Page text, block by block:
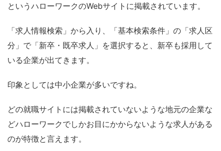
というハローワークのWebサイトに掲載されています。
「求人情報検索」から入り、「基本検索条件」の「求人区
分」で「新卒・既卒求人」を選択すると、新卒も採用して
いる企業が出てきます。
印象としては中小企業が多いですね。
どの就職サイトには掲載されていないような地元の企業な
どハローワークでしかお目にかからないような求人がある
のが特徴と言えます。